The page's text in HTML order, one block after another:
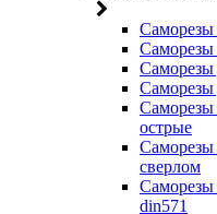
Саморезы
Саморезы
Саморезы
Саморезы
острые
Саморезы
сверлом
Саморезы
din571